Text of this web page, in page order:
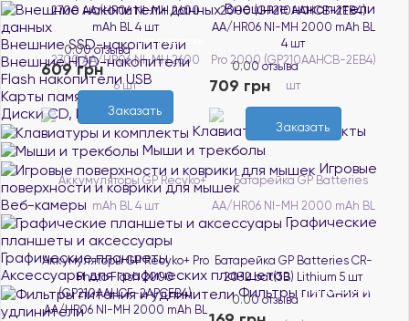
Внешние накопители
данных
Внешние SSD-накопители
Внешние HDD-накопители
Flash накопители USB
Карты памяти
Диски CD, DVD, Blue-ray
Клавиатуры и комплекты
Мыши и трекболы
Игровые
поверхности и коврики для мышек
Веб-камеры
Графические
планшеты и аксессуары
Графические планшеты
Аксессуары для графических планшетов
Фильтры питания и
удлинители
2700 AA/HR06 NI-MH 2600
mAh BL 4 шт
0.00 отзыва
Нет в наличии
609 грн
Заказать
2000 (GP210AAHCB-2EB4)
AA/HR06 NI-MH 2000 mAh BL
4 шт
0.00 отзыва
Нет в наличии
709 грн
Заказать
Аккумуляторы GP Recyko+ Pro
Photo Flash 2000
(GP210AAHCF-2APCEB4)
AA/HR06 NI-MH 2000 mAh BL
Батарейка GP Batteries CR-
2032 bat(3B) Lithium 5 шт
0.00 отзыва
Нет в наличии